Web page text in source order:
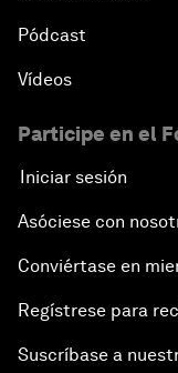
Pódcast
Vídeos
Participe en el
Iniciar sesión
Asóciese con
Conviértase en
Regístrese para
Suscríbase a